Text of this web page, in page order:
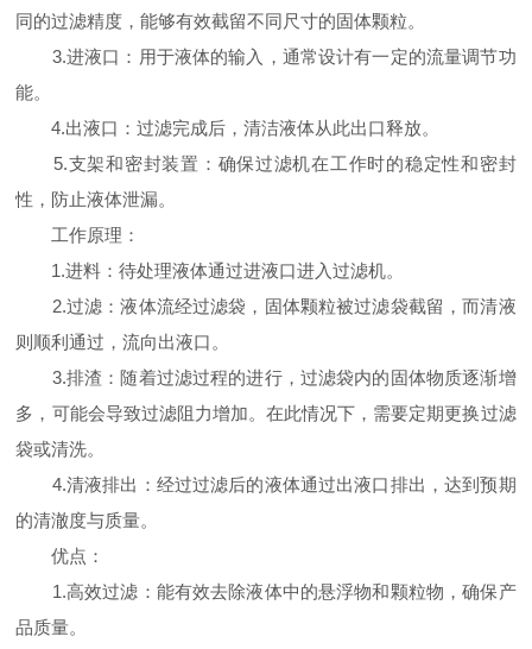
同的过滤精度，能够有效截留不同尺寸的固体颗粒。
3.进液口：用于液体的输入，通常设计有一定的流量调节功
能。
4.出液口：过滤完成后，清洁液体从此出口释放。
5.支架和密封装置：确保过滤机在工作时的稳定性和密封
性，防止液体泄漏。
工作原理：
1.进料：待处理液体通过进液口进入过滤机。
2.过滤：液体流经过滤袋，固体颗粒被过滤袋截留，而清液
则顺利通过，流向出液口。
3.排渣：随着过滤过程的进行，过滤袋内的固体物质逐渐增
多，可能会导致过滤阻力增加。在此情况下，需要定期更换过滤
袋或清洗。
4.清液排出：经过过滤后的液体通过出液口排出，达到预期
的清澈度与质量。
优点：
1.高效过滤：能有效去除液体中的悬浮物和颗粒物，确保产
品质量。